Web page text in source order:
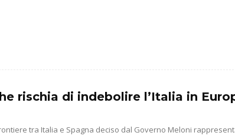
rischia di indebolire l’Italia in
tra Italia e Spagna deciso dal Governo Meloni